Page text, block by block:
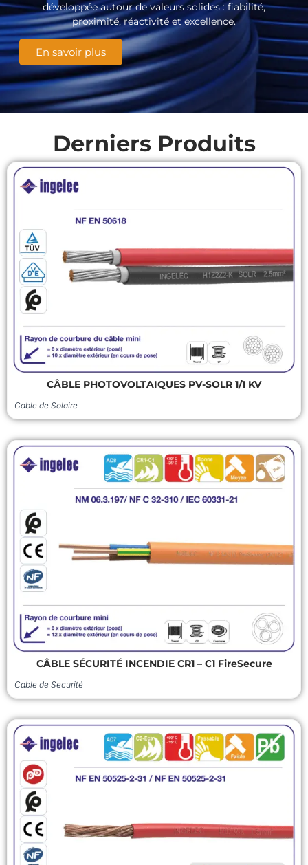
développée autour de valeurs solides : fiabilité,
proximité, réactivité et excellence.
En savoir plus
Derniers Produits
CÂBLE PHOTOVOLTAIQUES PV-SOLR 1/1 KV
Cable de Solaire
CÂBLE SÉCURITÉ INCENDIE CR1 – C1 FireSecure
Cable de Securité